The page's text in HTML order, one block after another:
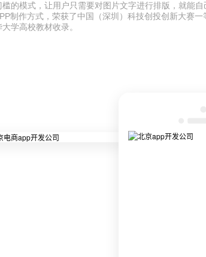
的模式，让用户只需要对图片文字进行排版，就能
制作方式，荣获了中国（深圳）科技创投创新大赛
学高校教材收录。